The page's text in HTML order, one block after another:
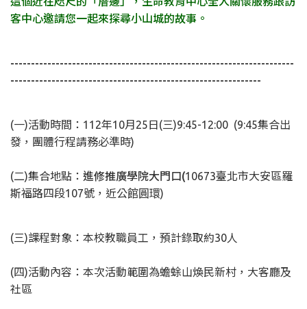
客中心邀請您一起來探尋小山城的故事。
---------------------------------------------------------------------
-------------------------------------------------------------
(一)活動時間：112年10月25日(三)9:45-12:00 (9:45集合出
發，團體行程請務必準時)
(二)集合地點： 進修推廣學院大門口(10673臺北市大安區羅
斯福路四段107號，近公館圓環)
(三)課程對象：本校教職員工，預計錄取約30人
(四)活動內容：本次活動範圍為蟾蜍山煥民新村，大客廳及
社區